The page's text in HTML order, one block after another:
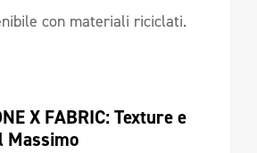
con materiali riciclati.
X FABRIC: Texture e
Massimo